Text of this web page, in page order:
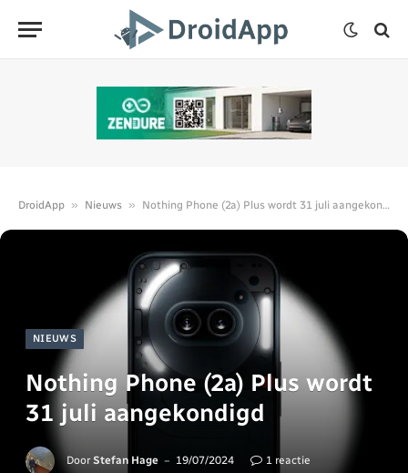
DroidApp » Nieuws » Nothing Phone (2a) Plus wordt 31 juli aangekondigd
NIEUWS
Nothing Phone (2a) Plus wordt
31 juli aangekondigd
Door Stefan Hage 19/07/2024
1 reactie